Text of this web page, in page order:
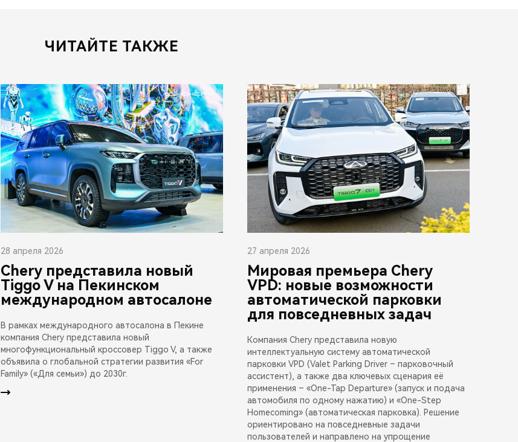
ЧИТАЙТЕ ТАКЖЕ
28 апреля 2026
Chery представила новый
Tiggo V на Пекинском
международном автосалоне
В рамках международного автосалона в Пекине
компания Chery представила новый
многофункциональный кроссовер Tiggo V, а также
объявила о глобальной стратегии развития «For
Family» («Для семьи») до 2030г.
27 апреля 2026
Мировая премьера Chery
VPD: новые возможности
автоматической парковки
для повседневных задач
Компания Chery представила новую
интеллектуальную систему автоматической
парковки VPD (Valet Parking Driver – парковочный
ассистент), а также два ключевых сценария её
применения – «One-Tap Departure» (запуск и подача
автомобиля по одному нажатию) и «One-Step
Homecoming» (автоматическая парковка). Решение
ориентировано на повседневные задачи
пользователей и направлено на упрощение